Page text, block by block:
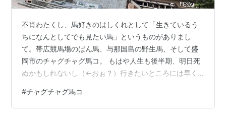
不肖わたくし、馬好きのはしくれとして「生きているう
ちになんとしてでも見たい馬」というものがありまし
て。帯広競馬場のばん馬、与那国島の野生馬、そして盛
岡市のチャグチャグ馬コ。 もはや人生も後半期、明日死
ぬかもしれないし（←おぉ？）行きたいところには早く
いう安直な理由でフットワークも軽く憧れの馬コに会っ
てきたのでした。感無量。 盛岡市は以前うろちょろした
#チャグチャグ馬コ